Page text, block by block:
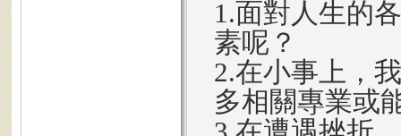
1.面對人生的
素呢？
2.在小事上，
多相關專業或